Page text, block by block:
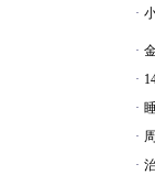
·
·
·
·
·
·